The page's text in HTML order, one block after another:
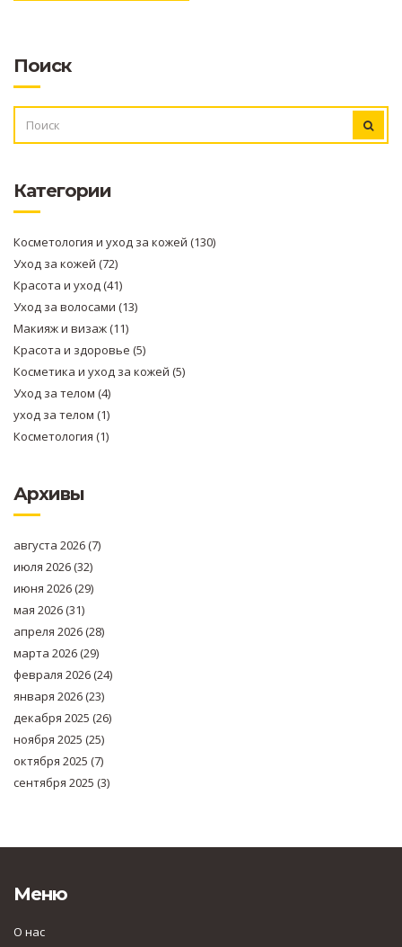
Поиск
Категории
Косметология и уход за кожей (130)
Уход за кожей (72)
Красота и уход(41)
Уход за волосами (13)
Макияж и визаж(11)
Красота и здоровье (5)
Косметика и уход за кожей (5)
Уход за телом (4)
уход за телом (1)
Косметология (1)
Архивы
августа 2026(7)
июля 2026(32)
июня 2026(29)
мая 2026(31)
апреля 2026(28)
марта 2026(29)
февраля 2026(24)
января 2026(23)
декабря 2025 (26)
ноября 2025 (25)
октября 2025 (7)
сентября 2025 (3)
Меню
О нас